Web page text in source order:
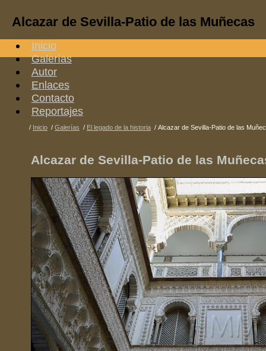
Alcazar de Sevilla-Patio de las Muñecas
Inicio
Galerías
Autor
Enlaces
Contacto
Reportajes
/ Inicio / Galerías / El legado de la historia / Alcazar de Sevilla-Patio de las
Alcazar de Sevilla-Patio de las